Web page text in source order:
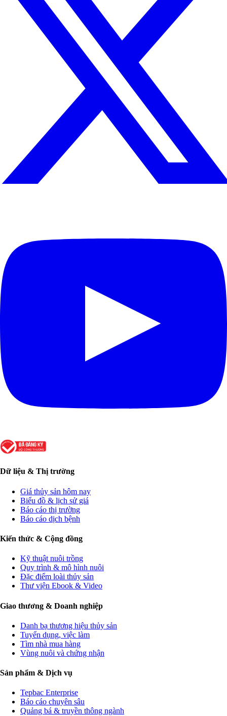
Dữ liệu & Thị trường
Giá thủy sản hôm nay
Biểu đồ & lịch sử giá
Báo cáo thị trường
Báo cáo dịch bệnh
Kiến thức & Cộng đồng
Kỹ thuật nuôi trồng
Quy trình & mô hình nuôi
Đặc điểm loài thủy sản
Thư viện Ebook & Video
Giao thương & Doanh nghiệp
Danh bạ thương hiệu thủy sản
Tuyển dụng, việc làm
Tìm nhà mua hàng
Vùng nuôi và chứng nhận
Sản phẩm & Dịch vụ
Tepbac Enterprise
Báo cáo chuyên sâu
Quảng bá & truyền thông ngành